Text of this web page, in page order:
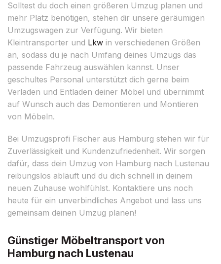
Solltest du doch einen größeren Umzug planen und
mehr Platz benötigen, stehen dir unsere geräumigen
Umzugswagen zur Verfügung. Wir bieten
Kleintransporter und Lkw in verschiedenen Größen
an, sodass du je nach Umfang deines Umzugs das
passende Fahrzeug auswählen kannst. Unser
geschultes Personal unterstützt dich gerne beim
Verladen und Entladen deiner Möbel und übernimmt
auf Wunsch auch das Demontieren und Montieren
von Möbeln.
Bei Umzugsprofi Fischer aus Hamburg stehen wir für
Zuverlässigkeit und Kundenzufriedenheit. Wir sorgen
dafür, dass dein Umzug von Hamburg nach Lustenau
reibungslos abläuft und du dich schnell in deinem
neuen Zuhause wohlfühlst. Kontaktiere uns noch
heute für ein unverbindliches Angebot und lass uns
gemeinsam deinen Umzug planen!
Günstiger Möbeltransport von
Hamburg nach Lustenau